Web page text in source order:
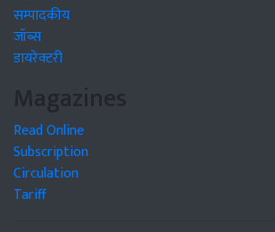
सम्पादकीय
जॉब्स
डायरेक्टरी
Magazines
Read Online
Subscription
Circulation
Tariff